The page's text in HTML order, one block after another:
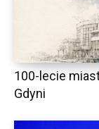
100-lecie
Gdyni